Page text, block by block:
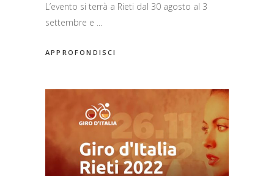
L’evento si terrà a Rieti dal 30 agosto al 3
settembre e
APPROFONDISCI